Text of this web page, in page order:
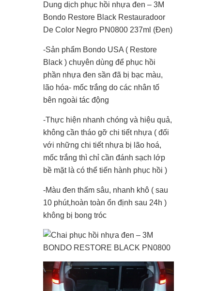
Dung dịch phục hồi nhựa đen – 3M
Bondo Restore Black Restauradoor
De Color Negro PN0800 237ml (Đen)
-Sản phẩm Bondo USA ( Restore
Black ) chuyên dùng để phục hồi
phần nhựa đen sần đã bị bạc màu,
lão hóa- mốc trắng do các nhân tố
bên ngoài tác động
-Thực hiện nhanh chóng và hiệu quả,
không cần tháo gỡ chi tiết nhựa ( đối
với những chi tiết nhựa bị lão hoá,
mốc trắng thì chỉ cần đánh sạch lớp
bề mặt là có thể tiến hành phục hồi )
-Màu đen thấm sâu, nhanh khô ( sau
10 phút,hoàn toàn ổn định sau 24h )
không bị bong tróc